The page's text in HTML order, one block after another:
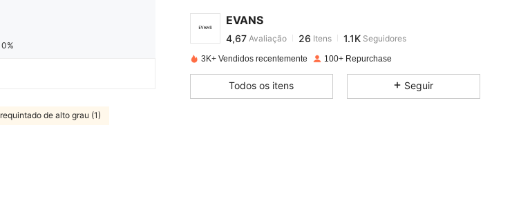
0%
requintado de alto grau (1)
EVANS
m***iseguiu1 dia atrás
4,67
3K+ Vendidos recentemente 100+ Repurchase
Todos os itens Seguir